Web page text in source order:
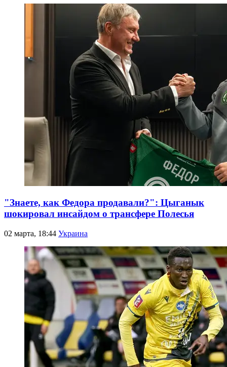
"Знаете, как Федора продавали?": Цыганык
шокировал инсайдом о трансфере Полесья
02 марта, 18:44 Украина